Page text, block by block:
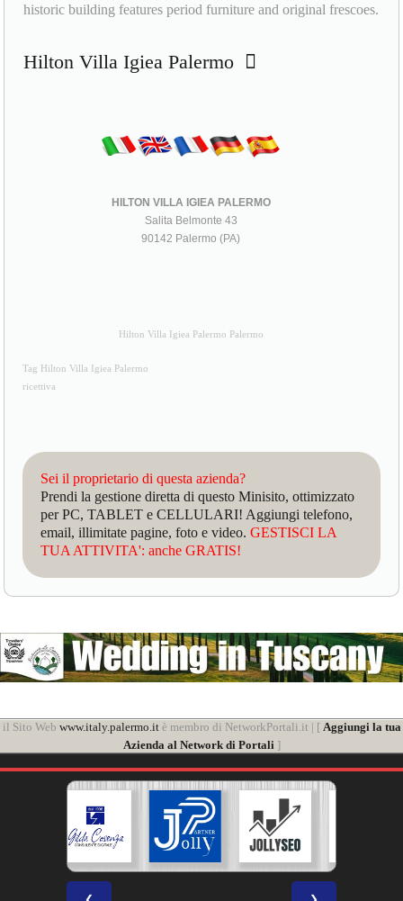
historic building features period furniture and original frescoes.
Hilton Villa Igiea Palermo
HILTON VILLA IGIEA PALERMO
Salita Belmonte 43
90142 Palermo (PA)
Hilton Villa Igiea Palermo Palermo
Tag Hilton Villa Igiea Palermo
ricettiva
Sei il proprietario di questa azienda?
Prendi la gestione diretta di questo Minisito, ottimizzato
per PC, TABLET e CELLULARI! Aggiungi telefono,
email, illimitate pagine, foto e video.GESTISCI LA
TUA ATTIVITA': anche GRATIS!
il Sito Web www.italy.palermo.itè membro di NetworkPortali.it | [ Aggiungi la tua
Azienda al Network di Portali]